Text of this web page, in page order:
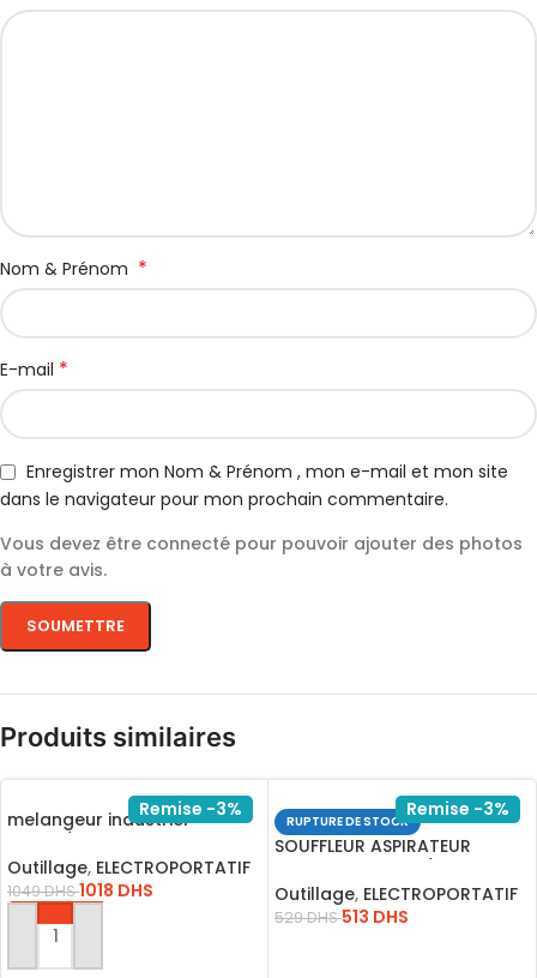
Nom & Prénom *
E-mail *
Enregistrer mon Nom & Prénom , mon e-mail et mon site
dans le navigateur pour mon prochain commentaire.
Vous devez être connecté pour pouvoir ajouter des photos
à votre avis.
Produits similaires
Remise -3%
melangeur industriel
Outillage, ELECTROPORTATIF
1049DHS1018 DHS
AJOUTER AU PANIER
Remise -3%
RUPTURE DE STOCK
SOUFFLEUR ASPIRATEUR
Outillage, ELECTROPORTATIF
529DHS 513 DHS